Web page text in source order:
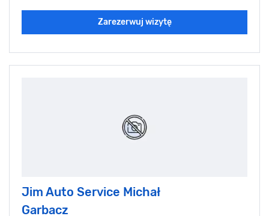
Zarezerwuj wizytę
Jim Auto Service Michał
Garbacz